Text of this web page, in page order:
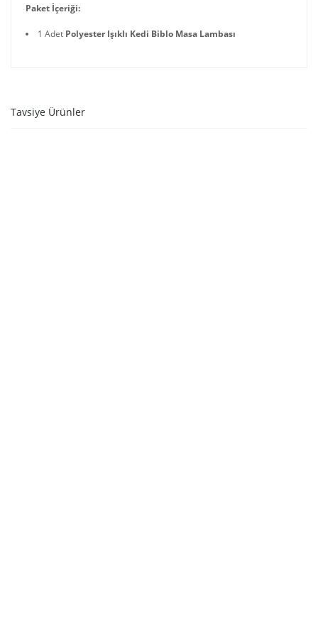
Paket İçeriği:
1 Adet Polyester Işıklı Kedi Biblo Masa Lambası
Tavsiye Ürünler